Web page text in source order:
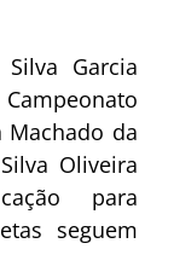
Garcia
Machado da
Oliveira
para
seguem